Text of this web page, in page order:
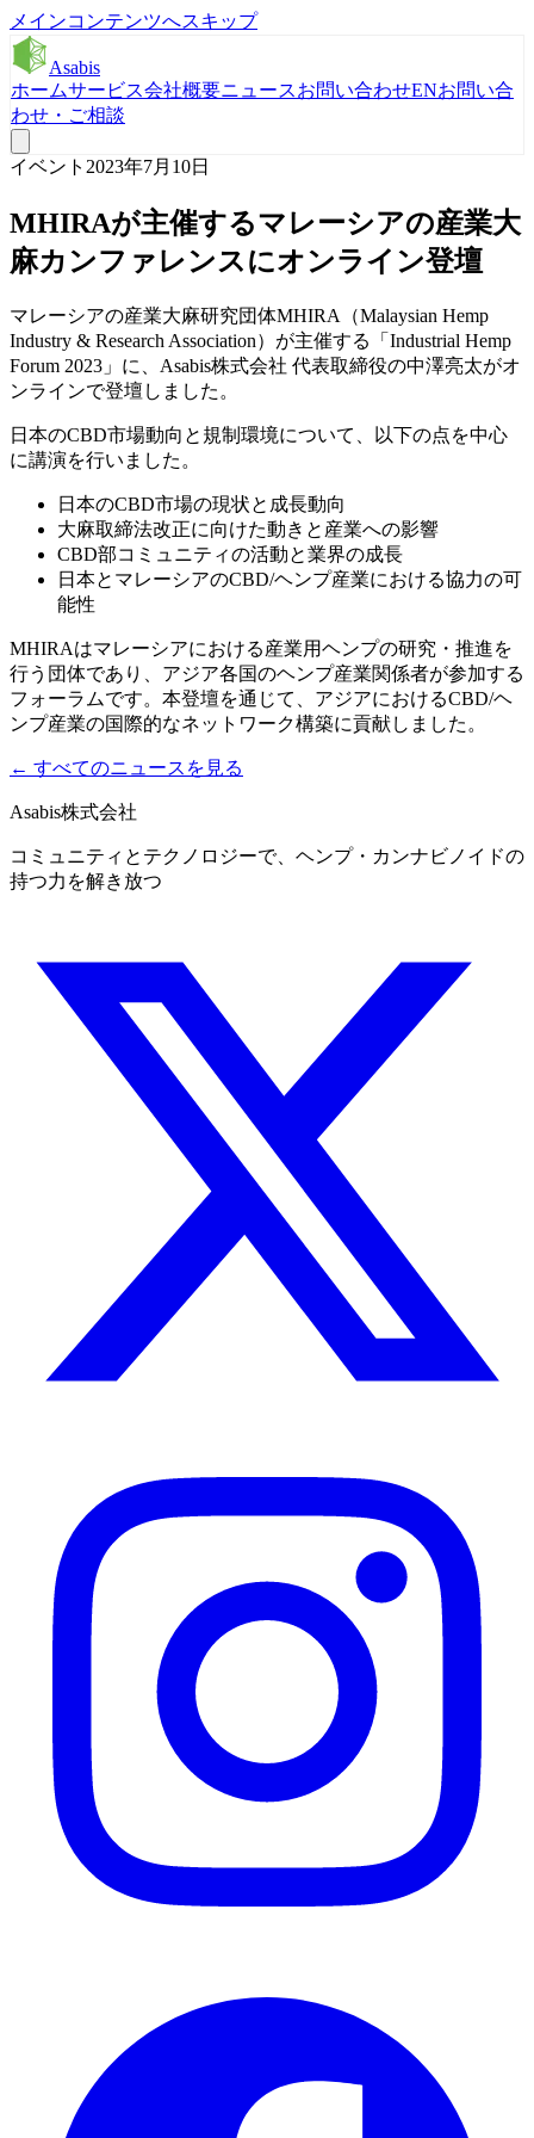
メインコンテンツへスキップ
Asabis
ホームサービス会社概要ニュースお問い合わせENお問い合
わせ・ご相談
イベント 2023年7月10日
MHIRAが主催するマレーシアの産業大
麻カンファレンスにオンライン登壇
マレーシアの産業大麻研究団体MHIRA（Malaysian Hemp
Industry & Research Association）が主催する「Industrial Hemp
Forum 2023」に、Asabis株式会社 代表取締役の中澤亮太がオ
ンラインで登壇しました。
日本のCBD市場動向と規制環境について、以下の点を中心
に講演を行いました。
日本のCBD市場の現状と成長動向
大麻取締法改正に向けた動きと産業への影響
CBD部コミュニティの活動と業界の成長
日本とマレーシアのCBD/ヘンプ産業における協力の可
能性
MHIRAはマレーシアにおける産業用ヘンプの研究・推進を
行う団体であり、アジア各国のヘンプ産業関係者が参加する
フォーラムです。本登壇を通じて、アジアにおけるCBD/ヘ
ンプ産業の国際的なネットワーク構築に貢献しました。
← すべてのニュースを見る
Asabis株式会社
コミュニティとテクノロジーで、ヘンプ・カンナビノイドの
持つ力を解き放つ